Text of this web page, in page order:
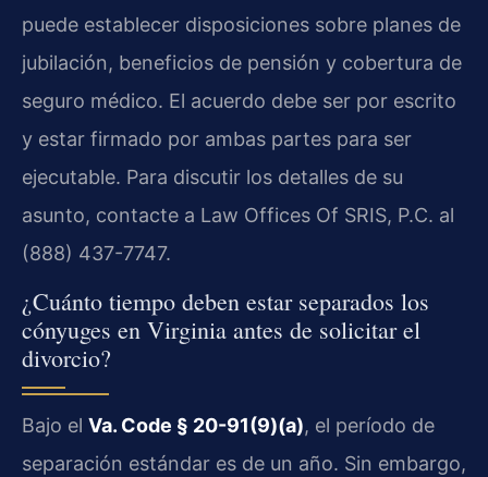
puede establecer disposiciones sobre planes de
jubilación, beneficios de pensión y cobertura de
seguro médico. El acuerdo debe ser por escrito
y estar firmado por ambas partes para ser
ejecutable. Para discutir los detalles de su
asunto, contacte a Law Offices Of SRIS, P.C. al
(888) 437-7747.
¿Cuánto tiempo deben estar separados los
cónyuges en Virginia antes de solicitar el
divorcio?
Bajo el Va. Code § 20-91(9)(a), el período de
separación estándar es de un año. Sin embargo,